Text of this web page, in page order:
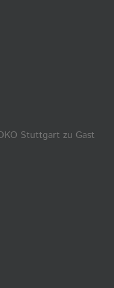
Stuttgart zu Gast